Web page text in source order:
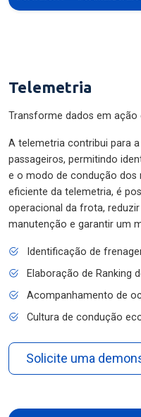
Telemetria
Transforme dados em
A telemetria contribui para
passageiros, permitindo
e o modo de condução dos
eficiente da telemetria, é
operacional da frota,
manutenção e garantir um
Identificação de
Elaboração de Ranking
Acompanhamento de
Cultura de condução
Solicite uma